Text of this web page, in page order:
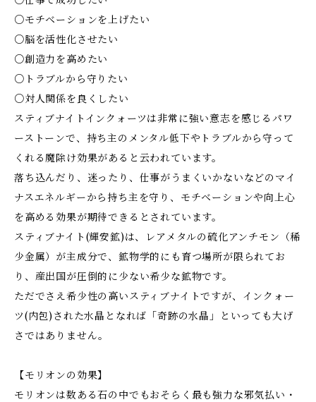
○モチベーションを上げたい
○脳を活性化させたい
○創造力を高めたい
○トラブルから守りたい
○対人関係を良くしたい
スティブナイトインクォーツは非常に強い意志を感じるパワ
ーストーンで、持ち主のメンタル低下やトラブルから守って
くれる魔除け効果があると云われています。
落ち込んだり、迷ったり、仕事がうまくいかないなどのマイ
ナスエネルギーから持ち主を守り、モチベーションや向上心
を高める効果が期待できるとされています。
スティブナイト(輝安鉱)は、レアメタルの硫化アンチモン（稀
少金属）が主成分で、鉱物学的にも育つ場所が限られてお
り、産出国が圧倒的に少ない希少な鉱物です。
ただでさえ希少性の高いスティブナイトですが、インクォー
ツ(内包)された水晶となれば「奇跡の水晶」といっても大げ
さではありません。
【モリオンの効果】
モリオンは数ある石の中でもおそらく最も強力な邪気払い・